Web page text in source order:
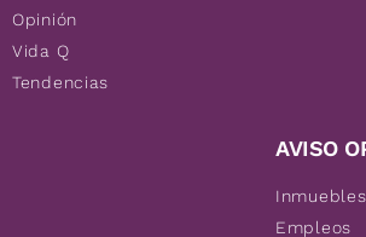
Opinión
Vida Q
Tendencias
AVISO
Inmuebles
Empleos